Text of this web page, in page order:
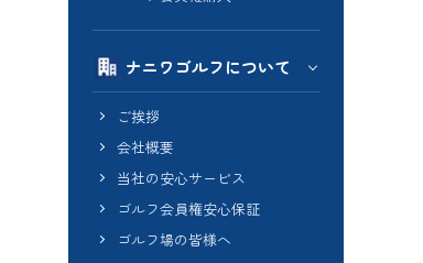
ナニワゴルフについて
ご挨拶
会社概要
当社の安心サービス
ゴルフ会員権安心保証
ゴルフ場の皆様へ